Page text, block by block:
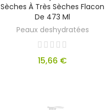
Sèches À Très Sèches Flacon
De 473 Ml
Peaux deshydratées
15,66 €